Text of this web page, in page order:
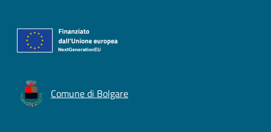
Comune di Bolgare